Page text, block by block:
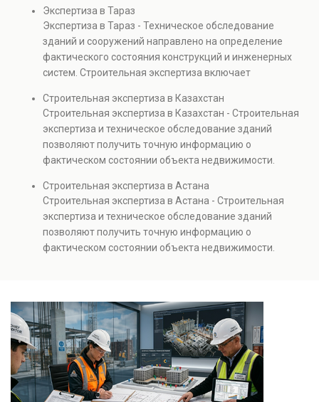
элементов и оценку эксплуатационной безопасности.
Услуга востребована при покупке недвижимости,
капитальном ремонте и реконструкции объектов, а
также при судебных разбирательствах и технических
проверках.
Экспертиза в Тараз
Экспертиза в Тараз - Техническое обследование
зданий и сооружений направлено на определение
фактического состояния конструкций и инженерных
систем. Строительная экспертиза включает
элементов и оценку эксплуатационной безопасности.
Услуга востребована при покупке недвижимости,
капитальном ремонте и реконструкции объектов, а
также при судебных разбирательствах и технических
проверках.
Строительная экспертиза в Казахстан
Строительная экспертиза в Казахстан - Строительная
экспертиза и техническое обследование зданий
позволяют получить точную информацию о
фактическом состоянии объекта недвижимости.
инженерных систем с выявлением скрытых дефектов
и нарушений. Услуга используется для проверки
качества строительства, подготовки к реконструкции,
оценки рисков и судебных разбирательств.
Результатом является официальное техническое
Строительная экспертиза в Астана
Строительная экспертиза в Астана - Строительная
экспертиза и техническое обследование зданий
позволяют получить точную информацию о
фактическом состоянии объекта недвижимости.
качества строительства, подготовки к реконструкции,
оценки рисков и судебных разбирательств.
Результатом является официальное техническое
заключение, имеющее юридическую силу.